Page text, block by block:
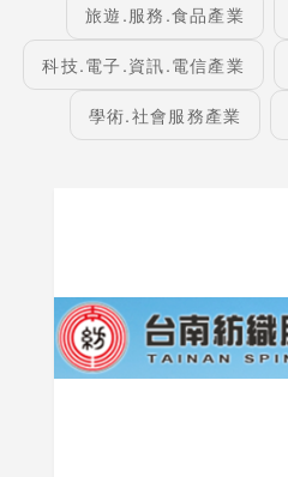
旅遊.服務.食品產業
科技.電子.資訊.電信產業
學術.社會服務產業